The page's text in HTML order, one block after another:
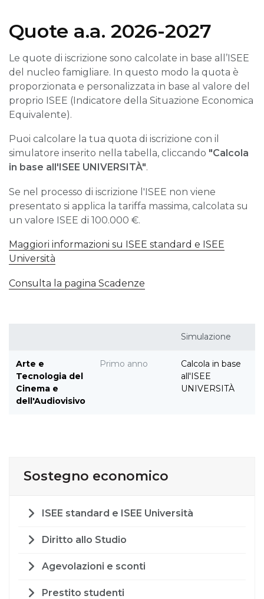
Quote a.a. 2026-2027
Le quote di iscrizione sono calcolate in base all’ISEE
del nucleo famigliare. In questo modo la quota è
proporzionata e personalizzata in base al valore del
proprio ISEE (Indicatore della Situazione Economica
Equivalente).
Puoi calcolare la tua quota di iscrizione con il
simulatore inserito nella tabella, cliccando "Calcola
in base all'ISEE UNIVERSITÀ".
Se nel processo di iscrizione l'ISEE non viene
presentato si applica la tariffa massima, calcolata su
un valore ISEE di 100.000 €.
Maggiori informazioni su ISEE standard e ISEE
Università
Consulta la pagina Scadenze
Simulazione
Arte e
Tecnologia del
Cinema e
dell'Audiovisivo
Primo anno
Calcola in base
all'ISEE
UNIVERSITÀ
Sostegno economico
ISEE standard e ISEE Università
Diritto allo Studio
Agevolazioni e sconti
Prestito studenti